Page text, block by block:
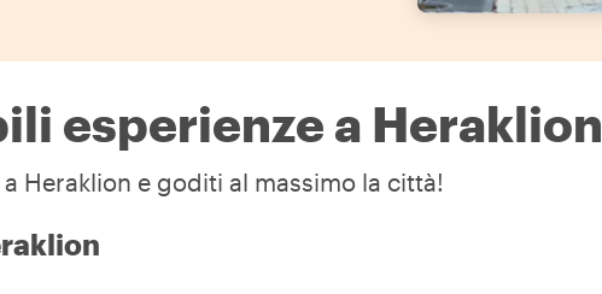
esperienze a Heraklion
Heraklion e goditi al massimo la città!